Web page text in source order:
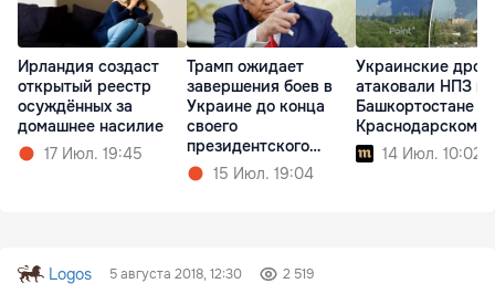
Ирландия создаст
открытый реестр
осуждённых за
домашнее насилие
17 Июл. 19:45
Трамп ожидает
завершения боев в
Украине до конца
своего
президентского
срока15 Июл. 19:04
Украинские
атаковали НПЗ в
Башкортостане и
Краснодарском
14 Июл. 10:02
Logos 5 августа 2018, 12:30 2 519